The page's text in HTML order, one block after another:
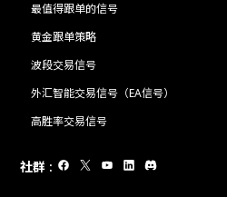
最值得跟单的信号
黄金跟单策略
波段交易信号
外汇智能交易信号（EA信号）
高胜率交易信号
社群 :